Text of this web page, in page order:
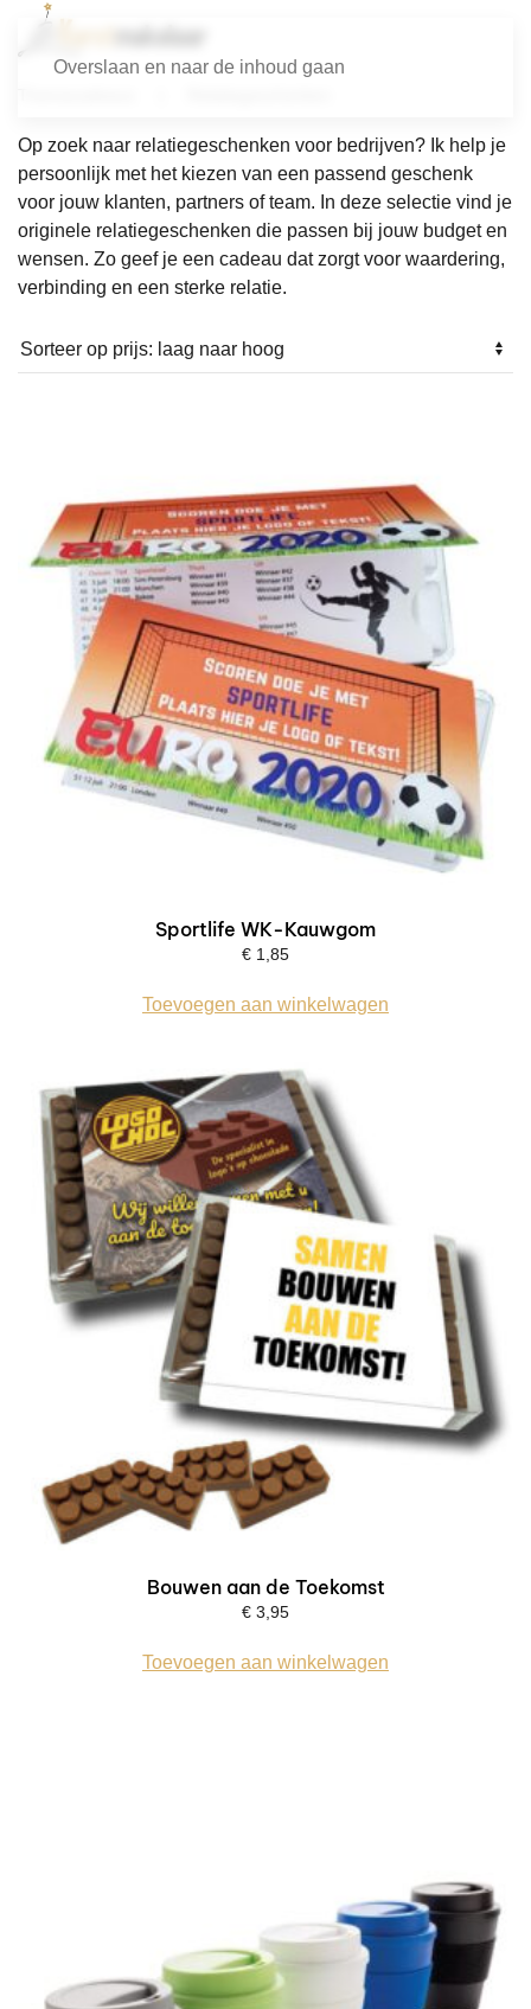
Overslaan en naar de inhoud gaan
Op zoek naar relatiegeschenken voor bedrijven? Ik help je
persoonlijk met het kiezen van een passend geschenk
voor jouw klanten, partners of team. In deze selectie vind je
originele relatiegeschenken die passen bij jouw budget en
wensen. Zo geef je een cadeau dat zorgt voor waardering,
verbinding en een sterke relatie.
Sportlife WK-Kauwgom
€ 1,85
Toevoegen aan winkelwagen
Bouwen aan de Toekomst
€ 3,95
Toevoegen aan winkelwagen